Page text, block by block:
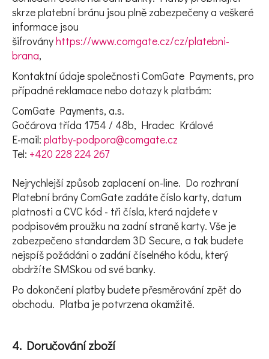
skrze platební bránu jsou plně zabezpečeny a veškeré
informace jsou
šifroványhttps://www.comgate.cz/cz/platebni-
brana,
Kontaktní údaje společnosti ComGate Payments, pro
případné reklamace nebo dotazy k platbám:
ComGate Payments, a.s.
Gočárova třída 1754 / 48b, Hradec Králové
E-mail: platby-podpora@comgate.cz
Tel: +420 228 224 267
Nejrychlejší způsob zaplacení on-line. Do rozhraní
Platební brány ComGate zadáte číslo karty, datum
platnosti a CVC kód - tři čísla, která najdete v
podpisovém proužku na zadní straně karty. Vše je
zabezpečeno standardem 3D Secure, a tak budete
nejspíš požádáni o zadání číselného kódu, který
obdržíte SMSkou od své banky.
Po dokončení platby budete přesměrování zpět do
obchodu. Platba je potvrzena okamžitě.
4. Doručování zboží